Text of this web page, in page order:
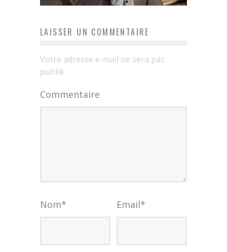
LAISSER UN COMMENTAIRE
Votre adresse e-mail ne sera pas
publié.
Commentaire
Nom* Email*